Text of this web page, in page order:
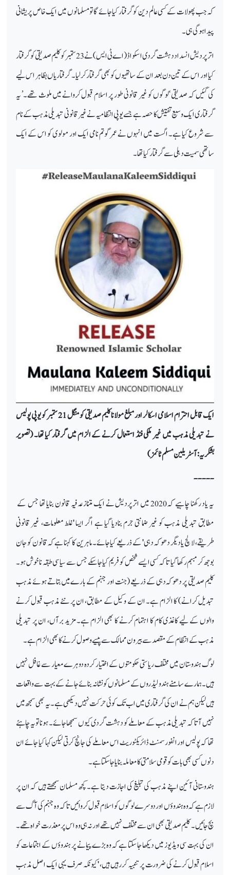
کہ جب پھولات کے کسی عالم دین کو گرفتار کیا جائے گا تو مسلمانوں میں ایک خاص پریشانی
پیدا ہوگی ہی۔
اتر پردیش انسداد دہشت گردی اسکواڈ (اے ٹی ایس) نے 23 ستمبر کو کلیم صدیقی کو گرفتار
کیا اور اس کے تین دن بعد ان کے ساتھیوں کو بھی گرفتار کر لیا۔ گرفتاریاں بظاہر اس لیے
کی گئیں کہ صدیقی ‘لوگوں کو غیر قانونی طور پر اسلام قبول کروانے میں ملوث تھے۔’ یہ
گرفتاری ایک وسیع تفتیش کا حصہ ہے جسے یوپی انتظامیہ نے غیر قانونی تبدیلی مذہب کے نام
سے شروع کیا ہے۔ اگست میں انہوں نے عمر گوتم نامی ایک اور مولوی کو اس کے ایک
ساتھی سمیت دہلی سے گرفتار کیا تھا۔
ایک قابل احترام اسلامی اسکالر اور مبلغ مولانا کلیم صدیقی کو منگل 21 ستمبر کو یوپی پولیس
نے تبدیلی مذہب میں غیر ملکی فنڈ استعمال کرنے کے الزام میں گرفتار کیا تھا۔ (تصویر
بشکریہ: آسٹریلین مسلم ٹائمز)
-----
یہ یاد رکھنا چاہیے کہ 2020 میں اترپردیش نے ایک متنازعہ فیہ قانون بنایا تھا جس کے
مطابق تبدیلی مذہب کو غیر ضمانتی جرم بنادیا گیا ہے اگر ایسا 'غلط معلومات، غیر قانونی
طریقے، لالچ یا دیگر دھوکہ دہی' کے ذریعے کیا جائے۔ ماہرین کا کہنا ہے کہ قانون کو جان
بوجھ کر مبہم رکھا گیا تاکہ کسی ایسے شخص کو فریم کیا جاسکے جس سے سیاسی طبقہ ناخوش ہو۔
کلیم صدیقی پر دھوکہ دہی کے ذریعے (جنت اور جہنم کے بارے میں بتاتے ہوئے مذہب
تبدیل کرانے) کا الزام ہے۔ ان کے وکیل کے مطابق، ان پر نئے مذہب قبول کرنے
والوں کے لیے کاغذی کام کا اہتمام کرنے کا بھی الزام ہے۔ مزید برآں، ان پر تبدیلی
مذہب کے انتظام کے مقصد سے بیرون ممالک سے پیسے وصول کرنے کا بھی الزام ہے۔
لوگ ہندوستان میں مختلف ریاستی حکومتوں کے اختیار کردہ دوہرے معیار سے غافل نہیں
ہیں۔ ہمارے سامنے ہندو لیڈروں کے مسلمانوں کو نشانہ بنائے جانے کے بہت سے واقعات
ہیں لیکن ہم نے ان کی گرفتاری میں اب تک کوئی حرکت نہیں دیکھی ہے۔ یہ بھی سمجھ میں
نہیں آتا کہ تبدیلی مذہب کے معاملے کو دہشت گردی کیوں سمجھا جائے۔ ہونا تو یہ چاہئے
تھا کہ پولیس اور انفورسمنٹ ڈائریکٹوریٹ اس معاملے کی جانچ کرتی لیکن کہا کیا جائے ان
دنوں کسی بھی بات کو قومی سلامتی کا معاملہ بنایا جا سکتا ہے۔
ہندوستانی آئین اپنے مذہب کی تبلیغ کی اجازت دیتا ہے۔ کچھ مسلمان سمجھتے ہیں کہ ان پر
لازم ہے کہ وہ ہندوؤں اور دوسرے لوگوں کو اسلام قبول کروائیں تاکہ وہ جہنم کی آگ سے
بچ جائیں۔ کلیم صدیقی بھی ان سے مختلف نہیں تھے اور نہ ہی وہ اس پر معذرت خواہ تھے۔
ان کی بہت سی ویڈیوز میں دیکھا جا سکتا ہے کہ وہ بڑے پیمانے پر ہندوؤں کے اجتماعات کو
اسلام قبول کرنے کی ضرورت پر تنبیہ کر رہیں ہیں، 'کیونکہ صرف یہی ایک اصل مذہب